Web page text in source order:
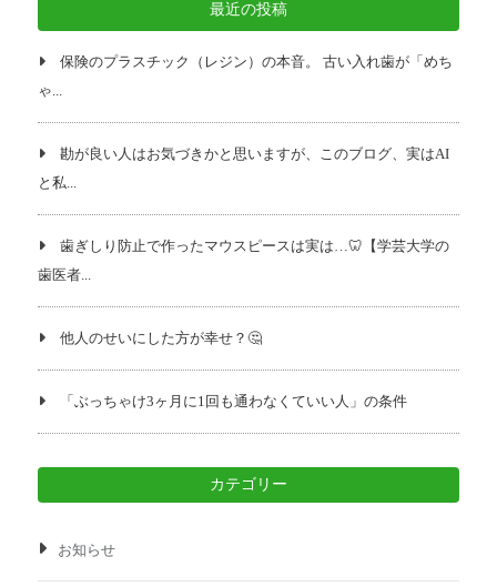
最近の投稿
保険のプラスチック（レジン）の本音。 古い入れ歯が「めち
ゃ...
勘が良い人はお気づきかと思いますが、このブログ、実はAI
と私...
歯ぎしり防止で作ったマウスピースは実は…🦷【学芸大学の
歯医者...
他人のせいにした方が幸せ？🤔
「ぶっちゃけ3ヶ月に1回も通わなくていい人」の条件
カテゴリー
お知らせ